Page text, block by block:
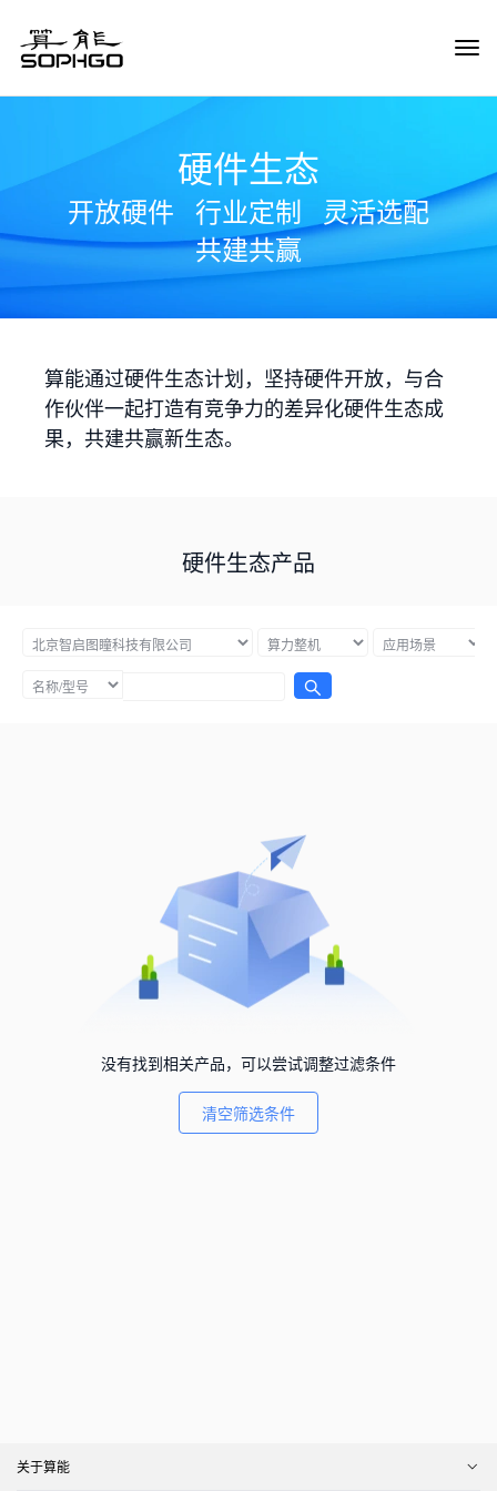
硬件生态
开放硬件 行业定制
灵活选配
共建共赢
算能通过硬件生态计划，坚持硬件开放，与合
作伙伴一起打造有竞争力的差异化硬件生态成
果，共建共赢新生态。
硬件生态产品
没有找到相关产品，可以尝试调整过滤条件
清空筛选条件
关于算能